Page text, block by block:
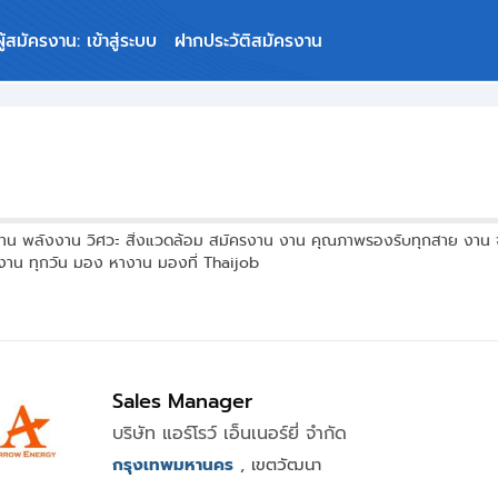
มัครงาน: เข้าสู่ระบบ ฝากประวัติสมัครงาน
น พลังงาน วิศวะ สิ่งแวดล้อม สมัครงาน งาน คุณภาพรองรับทุกสาย งาน
าน ทุกวัน มอง หางาน มองที่ Thaijob
Sales Manager
บริษัท แอร์โรว์ เอ็นเนอร์ยี่ จำกัด
กรุงเทพมหานคร, เขตวัฒนา